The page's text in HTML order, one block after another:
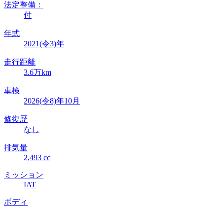
法定整備：
付
年式
2021(令3)年
走行距離
3.6万km
車検
2026(令8)年10月
修復歴
なし
排気量
2,493 cc
ミッション
IAT
ボディ